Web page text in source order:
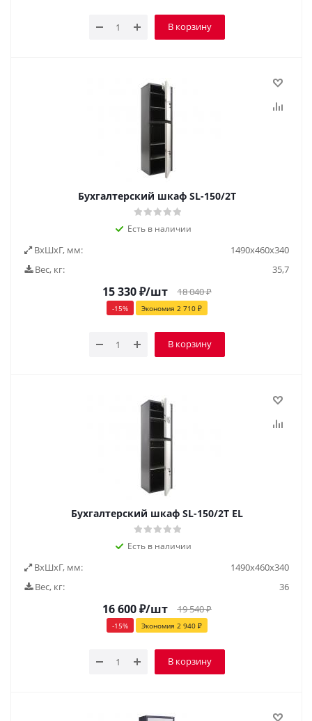
В корзину
Бухгалтерский шкаф SL-150/2Т
Есть в наличии
ВxШxГ, мм:
1490x460x340
Вес, кг:
35,7
15 330₽/шт 18 040₽
-15% Экономия 2 710₽
В корзину
Бухгалтерский шкаф SL-150/2Т EL
Есть в наличии
ВxШxГ, мм:
1490x460x340
Вес, кг:
36
16 600₽/шт 19 540₽
-15% Экономия 2 940₽
В корзину